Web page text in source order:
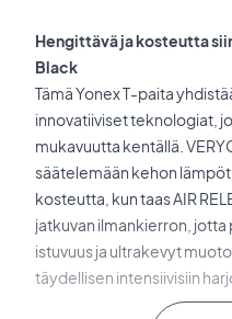
Hengittävä ja kosteutta
Black
Tämä Yonex T-paita
innovatiiviset teknologiat,
mukavuutta kentällä.
säätelemään kehon
kosteutta, kun taas AIR
jatkuvan ilmankierron, jotta
istuvuus ja ultrakevyt
täydellisen intensiivisiin